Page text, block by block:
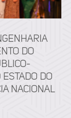
do
Estado do
nacional